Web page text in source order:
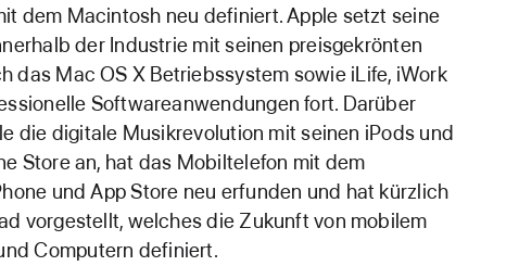
dem Macintosh neu definiert. Apple setzt seine
der Industrie mit seinen preisgekrönten
das Mac OS X Betriebssystem sowie iLife, iWork
Softwareanwendungen fort. Darüber
die digitale Musikrevolution mit seinen iPods und
Store an, hat das Mobiltelefon mit dem
und App Store neu erfunden und hat kürzlich
vorgestellt, welches die Zukunft von mobilem
Computern definiert.